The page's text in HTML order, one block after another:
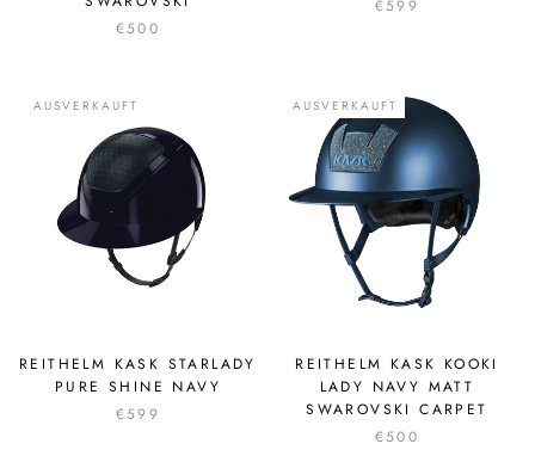
€500
€599
AUSVERKAUFT
REITHELM KASK STARLADY
PURE SHINE NAVY
€599
AUSVERKAUFT
REITHELM KASK KOOKI
LADY NAVY MATT
SWAROVSKI CARPET
€500